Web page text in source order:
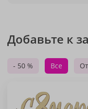
Добавьте к
- 50 % Все